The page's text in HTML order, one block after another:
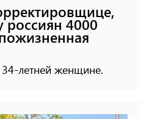
россиян 4000
летней женщине.